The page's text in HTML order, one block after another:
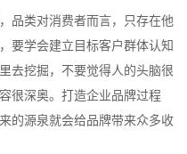
品类对消费者而言，只存在他
要学会建立目标客户群体认知
去挖掘，不要觉得人的头脑很
很深奥。打造企业品牌过程
的源泉就会给品牌带来众多收